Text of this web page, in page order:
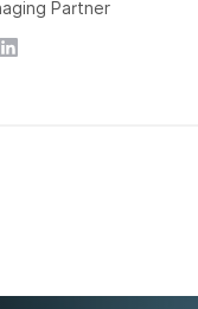
Partner